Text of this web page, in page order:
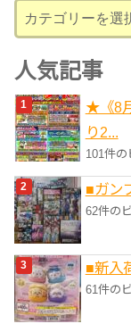
テ
ゴ
リ
ー
人気記事
★《8
り2...
101件の
■ガン
62件の
■新入
61件の